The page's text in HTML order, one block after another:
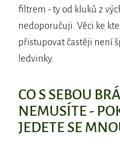
filtrem - ty od kluků z
nedoporučuji. Věci ke
přistupovat častěji není
ledvinky.
CO S SEBOU
NEMUSÍTE -
JEDETE SE